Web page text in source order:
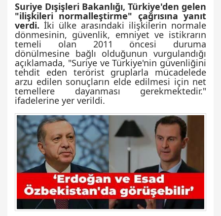
Suriye Dışişleri Bakanlığı, Türkiye'den gelen
"ilişkileri normalleştirme" çağrısına yanıt
verdi. İki ülke arasındaki ilişkilerin normale
dönmesinin, güvenlik, emniyet ve istikrarın
temeli olan 2011 öncesi duruma
dönülmesine bağlı olduğunun vurgulandığı
açıklamada, "Suriye ve Türkiye'nin güvenliğini
tehdit eden terörist gruplarla mücadelede
arzu edilen sonuçların elde edilmesi için net
temellere dayanması gerekmektedir."
ifadelerine yer verildi.